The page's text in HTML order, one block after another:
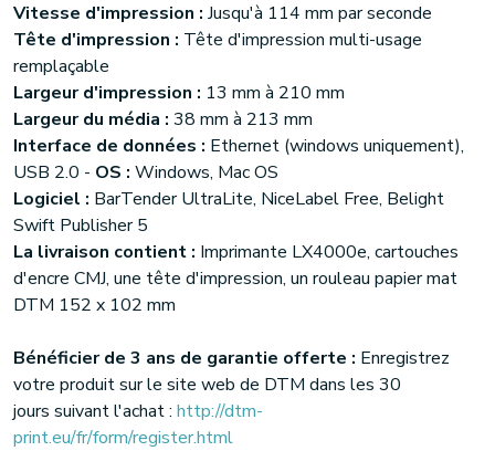
Vitesse d'impression : Jusqu'à 114 mm par seconde
Tête d'impression : Tête d'impression multi-usage
remplaçable
Largeur d'impression : 13 mm à 210 mm
Largeur du média : 38 mm à 213 mm
Interface de données : Ethernet (windows uniquement),
USB 2.0 - OS : Windows, Mac OS
Logiciel : BarTender UltraLite, NiceLabel Free, Belight
Swift Publisher 5
La livraison contient : Imprimante LX4000e, cartouches
d'encre CMJ, une tête d'impression, un rouleau papier mat
DTM 152 x 102 mm
Bénéficier de 3 ans de garantie offerte : Enregistrez
votre produit sur le site web de DTM dans les 30
jours suivant l'achat : http://dtm-
print.eu/fr/form/register.html